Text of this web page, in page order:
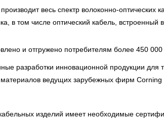
производит весь спектр волоконно-
в том числе оптический кабель,
и отгружено потребителям более 450
разработки инновационной продукции для
ведущих зарубежных фирм
изделий имеет необходимые